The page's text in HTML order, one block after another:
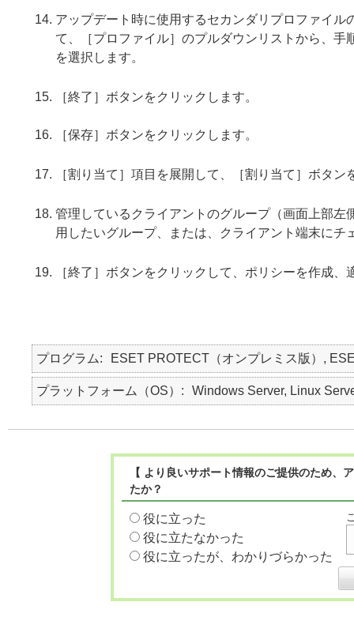
アップデート時に使用するセカンダリプロファイ
て、［プロファイル］のプルダウンリストから、
を選択します。
［終了］ボタンをクリックします。
［保存］ボタンをクリックします。
［割り当て］項目を展開して、［割り当て］ボタン
管理しているクライアントのグループ（画面上部
用したいグループ、または、クライアント端末に
［終了］ボタンをクリックして、ポリシーを作成、
プログラム ESET PROTECT（オンプレミス版）,
プラットフォーム（OS） Windows Server, Linux
【 より良いサポート情報のご提供のため
たか？
役に立った
役に立たなかった
役に立ったが、わかりづらかった